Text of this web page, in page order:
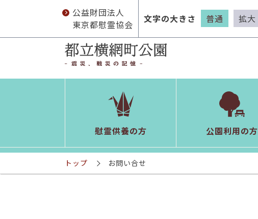
公益財団法人
東京都慰霊協会
文字の大きさ 普通 拡大
慰霊供養の方 公園利用の方
トップ お問い合せ